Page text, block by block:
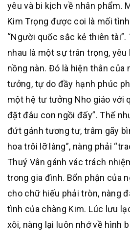
yêu và bi kịch về nhân phẩm.
Kim Trọng được coi là mối
“Người quốc sắc kẻ thiên
nhau là một sự trân trọng,
nồng nàn. Đó là hiện thân của
tưởng, tự do đầy hạnh phúc
một hệ tư tưởng Nho giáo với
đặt đâu con ngồi đấy”. Thế
đứt gánh tương tư, trâm gãy
hoa trôi lỡ làng”, nàng phải
Thuý Vân gánh vác trách
trong gia đình. Bổn phận của
cho chữ hiếu phải tròn, nàng
tình của chàng Kim. Lúc lưu
xôi, nàng lại luôn nhớ về hình